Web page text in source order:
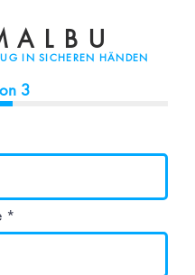
IN SICHEREN HÄNDEN
3